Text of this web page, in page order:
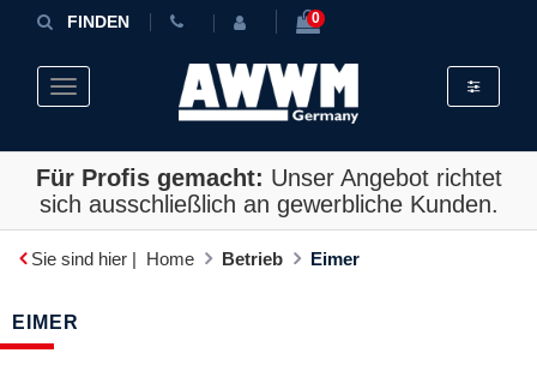
FINDEN 0
Toggle navigation Toggle
Für Profis gemacht: Unser Angebot richtet
sich ausschließlich an gewerbliche Kunden.
Sie sind hier | Home Betrieb Eimer
EIMER